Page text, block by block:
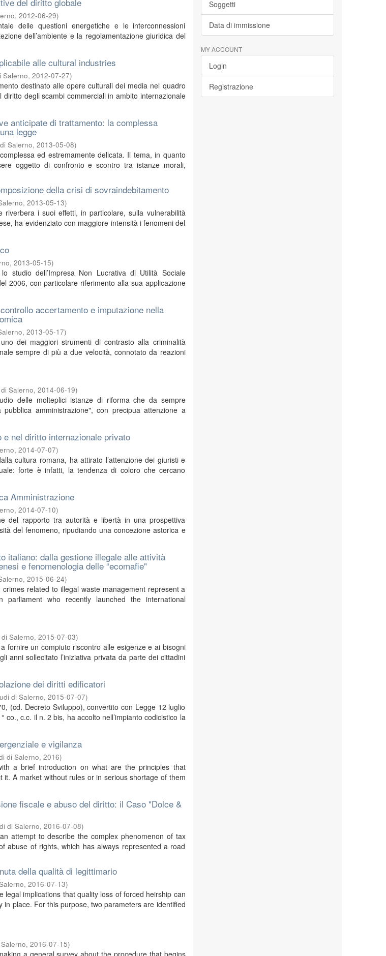
,2012-06-29)
delle questioni energetiche e le interconnessioni
dell’ambiente e la regolamentazione giuridica del
alle cultural industries
Salerno,2012-07-27)
destinato alle opere culturali dei media nel quadro
degli scambi commerciali in ambito internazionale
anticipate di trattamento: la complessa
legge
Salerno,2013-05-08)
ed estremamente delicata. Il tema, in quanto
oggetto di confronto e scontro tra istanze morali,
della crisi di sovraindebitamento
,2013-05-13)
riverbera i suoi effetti, in particolare, sulla vulnerabilità
ha evidenziato con maggiore intensità i fenomeni del
,2013-05-15)
studio dell’Impresa Non Lucrativa di Utilità Sociale
2006, con particolare riferimento alla sua applicazione
accertamento e imputazione nella
,2013-05-17)
dei maggiori strumenti di contrasto alla criminalità
sempre di più a due velocità, connotato da reazioni
Salerno,2014-06-19)
delle molteplici istanze di riforma che da sempre
amministrazione", con precipua attenzione a
nel diritto internazionale privato
,2014-07-07)
cultura romana, ha attirato l’attenzione dei giuristi e
forte è infatti, la tendenza di coloro che cercano
Amministrazione
,2014-07-10)
del rapporto tra autorità e libertà in una prospettiva
del fenomeno, ripudiando una concezione astorica e
italiano: dalla gestione illegale alle attività
e fenomenologia delle “ecomafie"
,2015-06-24)
related to illegal waste management represent a
who recently launched the international
Salerno,2015-07-03)
a fornire un compiuto riscontro alle esigenze e ai bisogni
anni sollecitato l’iniziativa privata da parte dei cittadini
dei diritti edificatori
di Salerno,2015-07-07)
(cd. Decreto Sviluppo), convertito con Legge 12 luglio
co., c.c. il n. 2 bis, ha accolto nell’impianto codicistico la
e vigilanza
di Salerno,2016)
a brief introduction on what are the principles that
it. A market without rules or in serious shortage of them
fiscale e abuso del diritto: il Caso "Dolce &
di Salerno,2016-07-08)
attempt to describe the complex phenomenon of tax
abuse of rights, which has always represented a road
della qualità di legittimario
,2016-07-13)
legal implications that quality loss of forced heirship can
place. For this purpose, two parameters are identified
,2016-07-15)
a general survey about the procedure that begins
Soggetti
Data di immissione
MY ACCOUNT
Login
Registrazione